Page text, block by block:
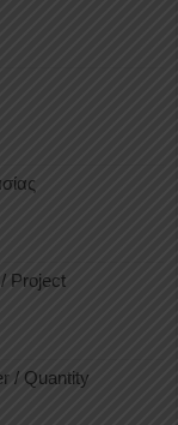
/ Project
/ Quantity